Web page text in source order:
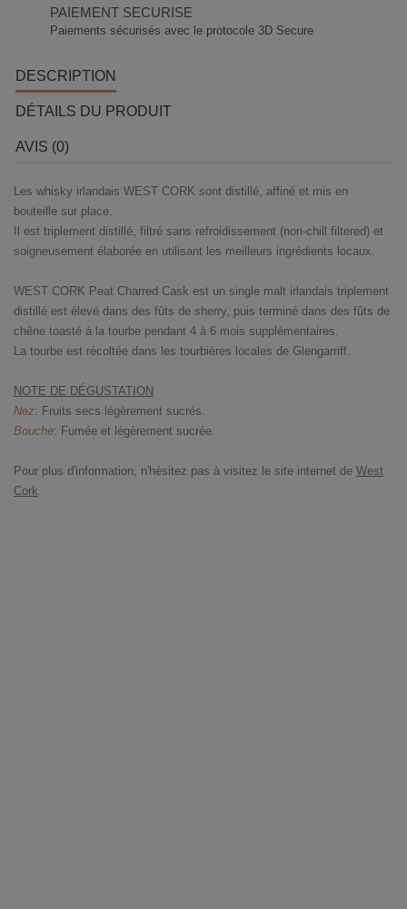
PAIEMENT SECURISE
Paiements sécurisés avec le protocole 3D Secure
DESCRIPTION
DÉTAILS DU PRODUIT
AVIS (0)
Les whisky irlandais WEST CORK sont distillé, affiné et mis en
bouteille sur place.
Il est triplement distillé, filtré sans refroidissement (non-chill filtered) et
soigneusement élaborée en utilisant les meilleurs ingrédients locaux.
WEST CORK Peat Charred Cask est un single malt irlandais triplement
distillé est élevé dans des fûts de sherry, puis terminé dans des fûts de
chêne toasté à la tourbe pendant 4 à 6 mois supplémentaires.
La tourbe est récoltée dans les tourbières locales de Glengarriff.
NOTE DE DÉGUSTATION
Nez: Fruits secs légèrement sucrés.
Bouche: Fumée et légèrement sucrée.
Pour plus d'information, n'hésitez pas à visitez le site internet de West
Cork.